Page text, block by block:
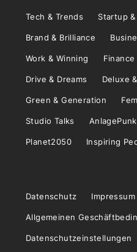
Tech & Trends Startup
Brand & Brilliance
Work & Winning
Drive & Dreams Deluxe
Green & Generation
Studio Talks AnlagePunk
Planet2050 Inspiring
Datenschutz Impressum
Allgemeinen
Datenschutzeinstellungen